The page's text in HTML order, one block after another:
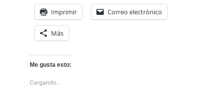
Imprimir Correo electrónico
Más
Me gusta esto:
Cargando...